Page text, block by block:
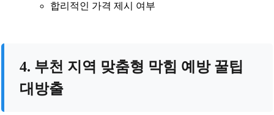
합리적인 가격 제시 여부
4. 부천 지역 맞춤형 막힘 예방 꿀팁
대방출